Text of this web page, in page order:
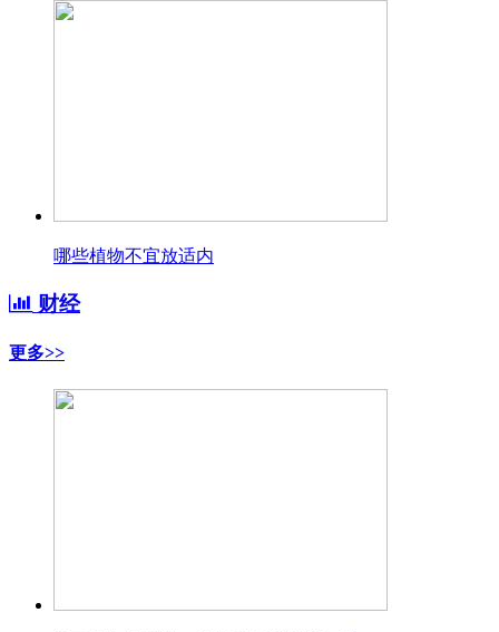
哪些植物不宜放适内
财经
更多>>